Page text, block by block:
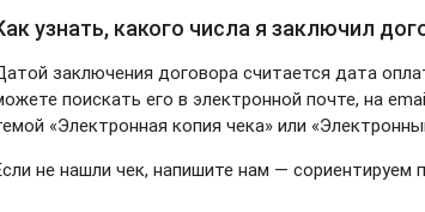
узнать, какого числа я заключил
заключения договора считается дата
поискать его в электронной почте, на
«Электронная копия чека» или
не нашли чек, напишите нам — сориентируем